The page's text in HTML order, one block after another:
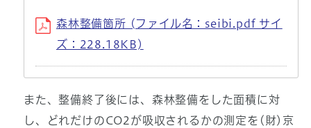
森林整備箇所 (ファイル名：seibi.pdf サイ
ズ：228.18KB)
また、整備終了後には、森林整備をした面積に対
し、どれだけのCO2が吸収されるかの測定を(財)京